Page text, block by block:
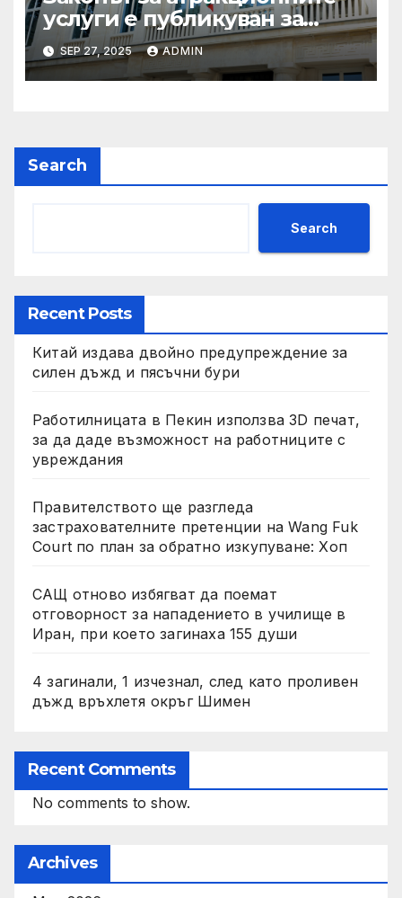
услуги е публикуван за
обществено обсъждане
SEP 27, 2025 ADMIN
Search
Search
Recent Posts
Китай издава двойно предупреждение за
силен дъжд и пясъчни бури
Работилницата в Пекин използва 3D печат,
за да даде възможност на работниците с
увреждания
Правителството ще разгледа
застрахователните претенции на Wang Fuk
Court по план за обратно изкупуване: Хоп
САЩ отново избягват да поемат
отговорност за нападението в училище в
Иран, при което загинаха 155 души
4 загинали, 1 изчезнал, след като проливен
дъжд връхлетя окръг Шимен
Recent Comments
No comments to show.
Archives